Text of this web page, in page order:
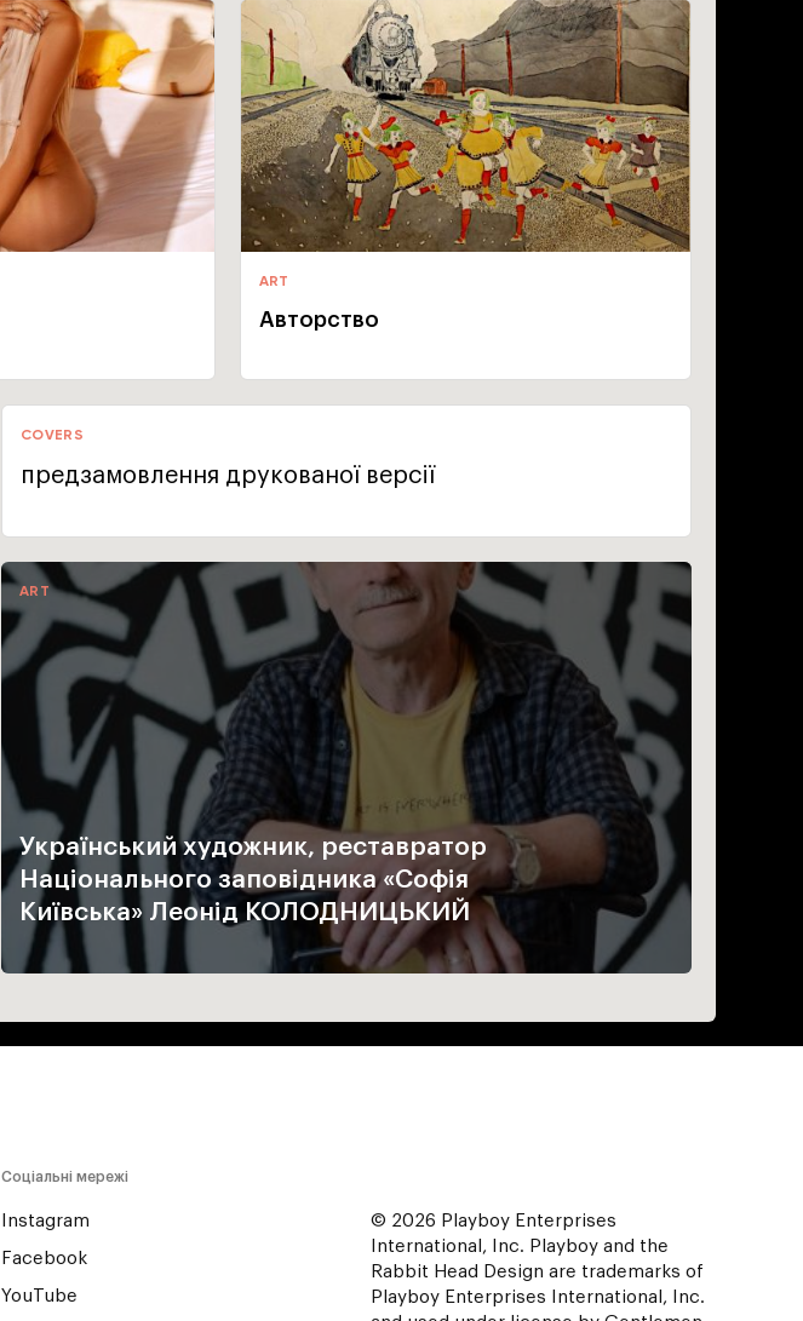
ART
Авторство
COVERS
предзамовлення друкованої версії
ART
Український художник, реставратор
Національного заповідника «Софія
Київська» Леонід КОЛОДНИЦЬКИЙ
Соціальні мережі
Instagram
Facebook
YouTube
© 2026 Playboy Enterprises
International, Inc. Playboy and the
Rabbit Head Design are trademarks of
Playboy Enterprises International, Inc.